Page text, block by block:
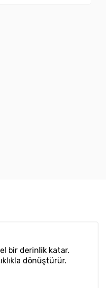
bir derinlik katar.
dönüştürür.